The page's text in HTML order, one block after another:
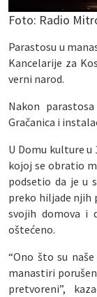
Foto: Radio
Parastosu u
Kancelarije za
verni narod.
Nakon
Gračanica i
U Domu kulture
kojoj se obratio
podsetio da je u
preko hiljade njih
svojih domova i
oštećeno.
“Ono što su
manastiri
pretvoreni”,